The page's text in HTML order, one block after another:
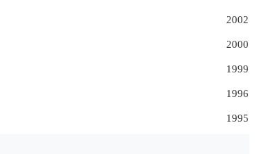
2002
2000
1999
1996
1995